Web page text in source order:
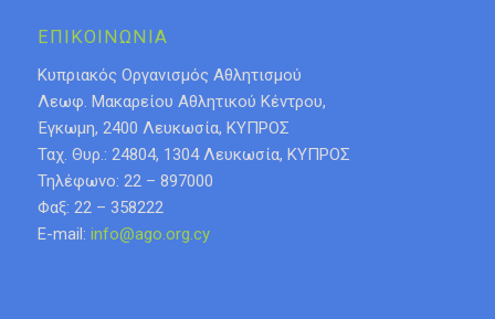
ΕΠΙΚΟΙΝΩΝΙΑ
Κυπριακός Οργανισμός Αθλητισμού
Λεωφ. Μακαρείου Αθλητικού Κέντρου,
Έγκωμη, 2400 Λευκωσία, ΚΥΠΡΟΣ
Ταχ. Θυρ.: 24804, 1304 Λευκωσία, ΚΥΠΡΟΣ
Τηλέφωνο: 22 – 897000
Φαξ: 22 – 358222
E-mail: info@ago.org.cy